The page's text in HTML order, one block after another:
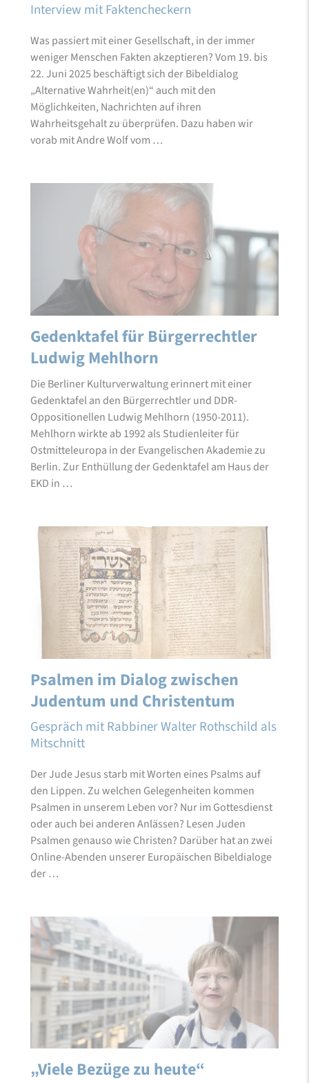
Interview mit Faktencheckern
Was passiert mit einer Gesellschaft, in der immer
weniger Menschen Fakten akzeptieren? Vom 19. bis
22. Juni 2025 beschäftigt sich der Bibeldialog
„Alternative Wahrheit(en)“ auch mit den
Möglichkeiten, Nachrichten auf ihren
Wahrheitsgehalt zu überprüfen. Dazu haben wir
vorab mit Andre Wolf vom …
Gedenktafel für Bürgerrechtler
Ludwig Mehlhorn
Die Berliner Kulturverwaltung erinnert mit einer
Gedenktafel an den Bürgerrechtler und DDR-
Oppositionellen Ludwig Mehlhorn (1950-2011).
Mehlhorn wirkte ab 1992 als Studienleiter für
Ostmitteleuropa in der Evangelischen Akademie zu
Berlin. Zur Enthüllung der Gedenktafel am Haus der
EKD in …
Psalmen im Dialog zwischen
Judentum und Christentum
Gespräch mit Rabbiner Walter Rothschild als
Mitschnitt
Der Jude Jesus starb mit Worten eines Psalms auf
den Lippen. Zu welchen Gelegenheiten kommen
Psalmen in unserem Leben vor? Nur im Gottesdienst
oder auch bei anderen Anlässen? Lesen Juden
Psalmen genauso wie Christen? Darüber hat an zwei
Online-Abenden unserer Europäischen Bibeldialoge
der …
„Viele Bezüge zu heute“